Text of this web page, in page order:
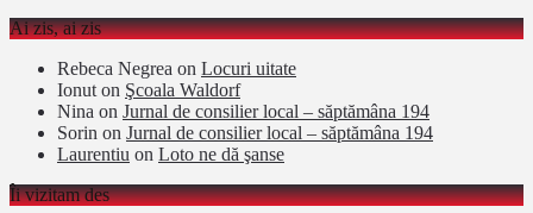
Ai zis, ai zis
Rebeca Negrea on Locuri uitate
Ionut on Şcoala Waldorf
Nina on Jurnal de consilier local – săptămâna 194
Sorin on Jurnal de consilier local – săptămâna 194
Laurentiu on Loto ne dă şanse
Îi vizitam des